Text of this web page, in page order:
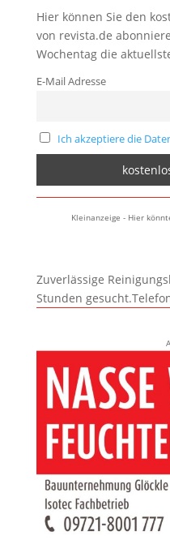
Hier können Sie den
von revista.de
Wochentag die
E-Mail Adresse
Ich akzeptiere die
Kleinanzeige - Hier
Zuverlässige
Stunden